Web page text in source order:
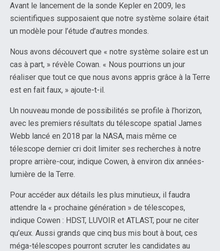
Avant le lancement de la sonde Kepler en 2009, les
scientifiques supposaient que notre système solaire était
un modèle pour l’étude d’autres mondes.
Nous avons découvert que « notre système solaire est un
cas à part, » révèle Cowan. « Nous pourrions un jour
réaliser que tout ce que nous avons appris grâce à la Terre
est en fait faux, » ajoute-t-il.
Un nouveau monde de possibilités se profile à l’horizon,
avec les premiers résultats du télescope spatial James
Webb lancé en 2018 par la NASA, mais même ce
télescope dernier cri doit limiter ses recherches à notre
propre arrière-cour, indique Cowen, à environ dix années-
lumière de la Terre.
Pour accéder aux détails les plus minutieux, il faudra
attendre la « prochaine génération » de télescopes,
indique Cowen : HDST, LUVOIR et ATLAST, pour ne citer
qu’eux. Aussi grands que cinq bus mis bout à bout, ces
méga-télescopes pourront scruter les candidates au